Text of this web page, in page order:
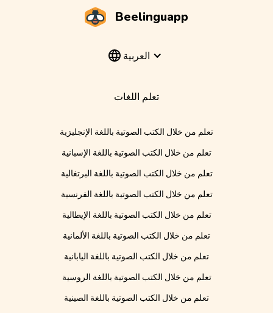
Beelinguapp
العربية
تعلم اللغات
تعلم من خلال الكتب الصوتية باللغة الإنجليزية
تعلم من خلال الكتب الصوتية باللغة الإسبانية
تعلم من خلال الكتب الصوتية باللغة البرتغالية
تعلم من خلال الكتب الصوتية باللغة الفرنسية
تعلم من خلال الكتب الصوتية باللغة الإيطالية
تعلم من خلال الكتب الصوتية باللغة الألمانية
تعلم من خلال الكتب الصوتية باللغة اليابانية
تعلم من خلال الكتب الصوتية باللغة الروسية
تعلم من خلال الكتب الصوتية باللغة الصينية